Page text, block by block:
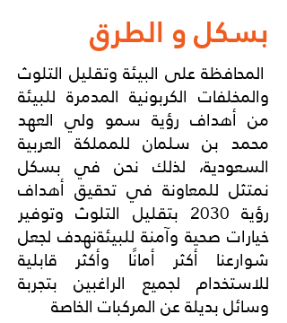
بسكل و الطرق
المحافظة على البيئة وتقليل التلوث
والمخلفات الكربونية المدمرة للبيئة
من أهداف رؤية سمو ولي العهد
محمد بن سلمان للمملكة العربية
السعودية، لذلك نحن في بسكل
نمتثل للمعاونة في تحقيق أهداف
رؤية 2030 بتقليل التلوث وتوفير
خيارات صحية وآمنة للبيئةنهدف لجعل
شوارعنا أكثر أمانًا وأكثر قابلية
للاستخدام لجميع الراغبين بتجربة
وسائل بديلة عن المركبات الخاصة